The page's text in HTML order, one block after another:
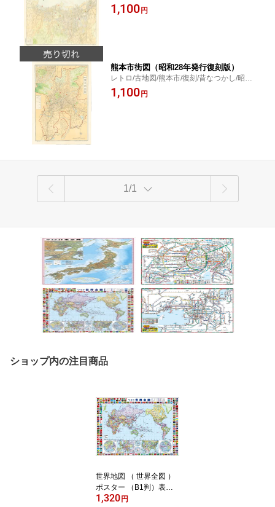
36年発行
1,100 円
熊本市街図（昭和28年発行復刻版）
レトロ/古地図/熊本市/復刻/昔なつかし/昭和
28年発行
1,100 円
1/1
ショップ内の注目商品
世界地図 （ 世界全図 ）
ポスター （B1判）表面
ビニールコーティング加
1,320 円